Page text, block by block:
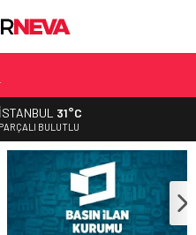
felç
Türkiye’ye gelecek
İSTANBUL 31°C
PARÇALI BULUTLU